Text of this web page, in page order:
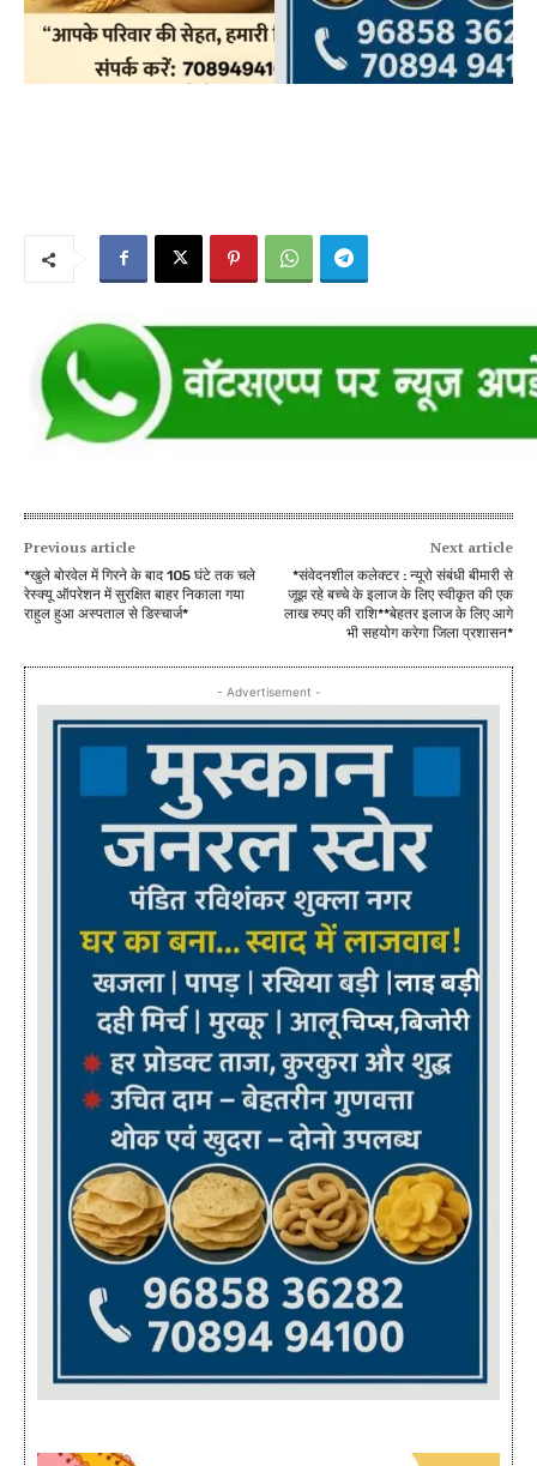
Previous article
*खुले बोरवेल में गिरने के बाद 105 घंटे तक चले
रेस्क्यू ऑपरेशन में सुरक्षित बाहर निकाला गया
राहुल हुआ अस्पताल से डिस्चार्ज*
Next article
*संवेदनशील कलेक्टर : न्यूरो संबंधी बीमारी से
जूझ रहे बच्चे के इलाज के लिए स्वीकृत की एक
लाख रुपए की राशि**बेहतर इलाज के लिए आगे
भी सहयोग करेगा जिला प्रशासन*
- Advertisement -